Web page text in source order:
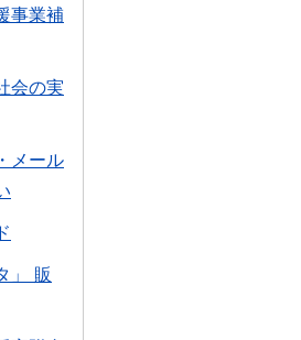
事業補
会の実
メール
」 販